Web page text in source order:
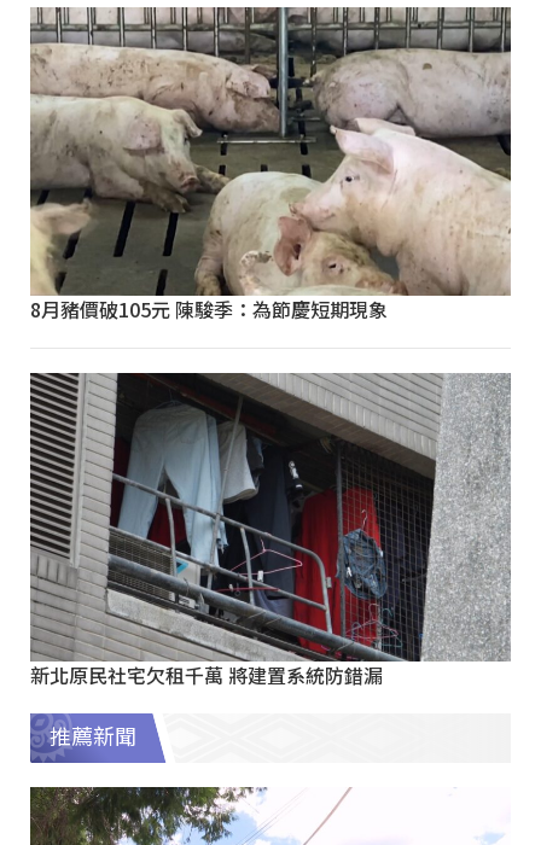
8月豬價破105元 陳駿季：為節慶短期現象
新北原民社宅欠租千萬 將建置系統防錯漏
推薦新聞